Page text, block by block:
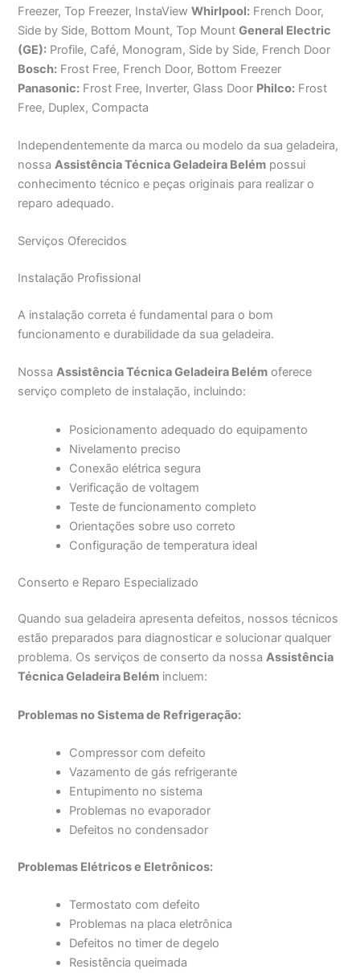
Freezer, Top Freezer, InstaViewWhirlpool: French Door,
Side by Side, Bottom Mount, Top MountGeneral Electric
(GE): Profile, Café, Monogram, Side by Side, French Door
Bosch: Frost Free, French Door, Bottom Freezer
Panasonic: Frost Free, Inverter, Glass Door Philco: Frost
Free, Duplex, Compacta
Independentemente da marca ou modelo da sua geladeira,
nossaAssistência Técnica Geladeira Belém possui
conhecimento técnico e peças originais para realizar o
reparo adequado.
Serviços Oferecidos
Instalação Profissional
A instalação correta é fundamental para o bom
funcionamento e durabilidade da sua geladeira.
NossaAssistência Técnica Geladeira Belém oferece
serviço completo de instalação, incluindo:
Posicionamento adequado do equipamento
Nivelamento preciso
Conexão elétrica segura
Verificação de voltagem
Teste de funcionamento completo
Orientações sobre uso correto
Configuração de temperatura ideal
Conserto e Reparo Especializado
Quando sua geladeira apresenta defeitos, nossos técnicos
estão preparados para diagnosticar e solucionar qualquer
problema. Os serviços de conserto da nossaAssistência
Técnica Geladeira Belém incluem:
Problemas no Sistema de Refrigeração:
Compressor com defeito
Vazamento de gás refrigerante
Entupimento no sistema
Problemas no evaporador
Defeitos no condensador
Problemas Elétricos e Eletrônicos:
Termostato com defeito
Problemas na placa eletrônica
Defeitos no timer de degelo
Resistência queimada